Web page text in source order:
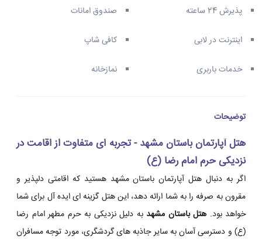
پذیرش 24 ساعته صندوق امانات
اینترنت در لابی کافی شاپ
خدمات باربری نمازخانه
توضیحات
هتل آپارتمان باستان مشهد - تجربه ای متفاوت از اقامت در
نزدیکی حرم امام رضا (ع)
اگر به دنبال هتل آپارتمان باستان مشهد هستید که اقامتی دلپذیر و
مقرون به صرفه را به شما ارائه دهد، این هتل گزینه ای ایده آل برای شما
خواهد بود. هتل باستان مشهد به دلیل نزدیکی به حرم مطهر امام رضا
(ع) و دسترسی آسان به سایر جاذبه های گردشگری، مورد توجه مسافران